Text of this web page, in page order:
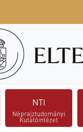
NTI
Néprajztudományi
Kutatóintézet